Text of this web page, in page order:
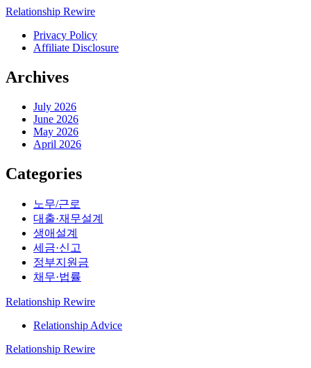
Relationship Rewire
Privacy Policy
Affiliate Disclosure
Archives
July 2026
June 2026
May 2026
April 2026
Categories
노무/근로
대출·재무설계
생애설계
세금·신고
정부지원금
채무·법률
Relationship Rewire
Relationship Advice
Relationship Rewire